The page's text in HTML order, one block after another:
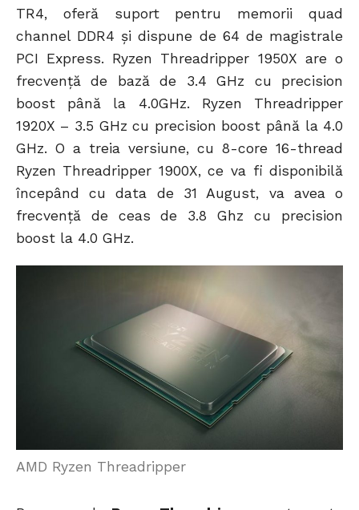
TR4, oferă suport pentru memorii quad
channel DDR4 și dispune de 64 de magistrale
PCI Express. Ryzen Threadripper 1950X are o
frecvență de bază de 3.4 GHz cu precision
boost până la 4.0GHz. Ryzen Threadripper
1920X – 3.5 GHz cu precision boost până la 4.0
GHz. O a treia versiune, cu 8-core 16-thread
Ryzen Threadripper 1900X, ce va fi disponibilă
începând cu data de 31 August, va avea o
frecvență de ceas de 3.8 Ghz cu precision
boost la 4.0 GHz.
AMD Ryzen Threadripper